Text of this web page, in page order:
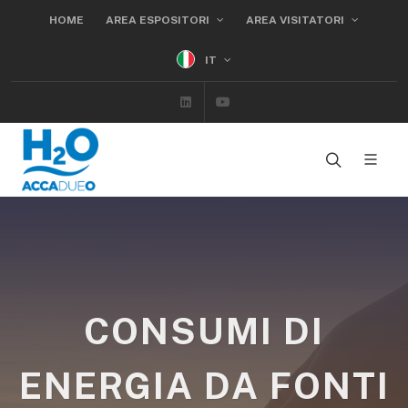
HOME AREA ESPOSITORI AREA VISITATORI
IT
Linkedin
CONSUMI DI
ENERGIA DA FONTI